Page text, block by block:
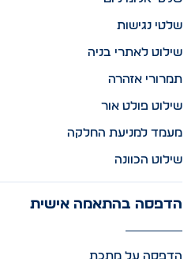
שלטי נגישות
שילוט לאתרי בניה
תמרורי אזהרה
שילוט פולט אור
מעמד למניעת החלקה
שילוט הכוונה
הדפסה בהתאמה אישית
הדפסה על מתכת